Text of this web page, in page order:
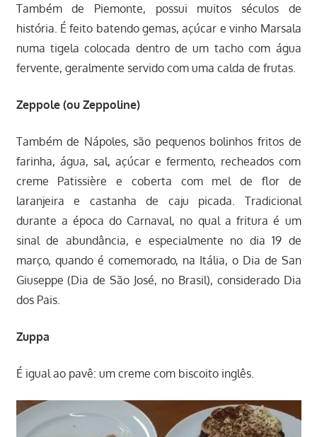
Também de Piemonte, possui muitos séculos de
história. É feito batendo gemas, açúcar e vinho Marsala
numa tigela colocada dentro de um tacho com água
fervente, geralmente servido com uma calda de frutas.
Zeppole (ou Zeppoline)
Também de Nápoles, são pequenos bolinhos fritos de
farinha, água, sal, açúcar e fermento, recheados com
creme Patissière e coberta com mel de flor de
laranjeira e castanha de caju picada. Tradicional
durante a época do Carnaval, no qual a fritura é um
sinal de abundância, e especialmente no dia 19 de
março, quando é comemorado, na Itália, o Dia de San
Giuseppe (Dia de São José, no Brasil), considerado Dia
dos Pais.
Zuppa
É igual ao pavê: um creme com biscoito inglês.